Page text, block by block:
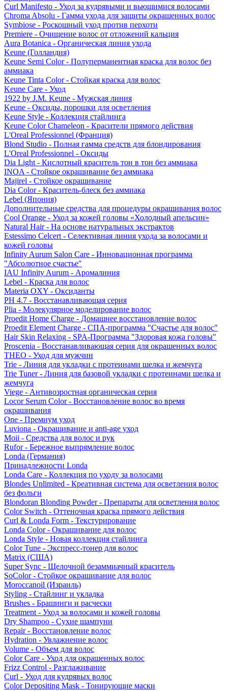
Curl Manifesto - Уход за кудрявыми и вьющимися волосами
Chroma Absolu - Гамма ухода для защиты окрашенных волос
Symbiose - Роскошный уход против перхоти
Premiere - Очищение волос от отложений кальция
Aura Botanica - Органическая линия ухода
Keune (Голландия)
Keune Semi Color - Полуперманентная краска для волос без
аммиака
Keune Tinta Color - Стойкая краска для волос
Keune Care - Уход
1922 by J.M. Keune - Мужская линия
Keune - Оксиды, порошки для осветления
Keune Style - Коллекция стайлинга
Keune Color Chameleon - Красители прямого действия
L'Oreal Professionnel (Франция)
Blond Studio - Полная гамма средств для блондирования
L'Oreal Professionnel - Оксиды
Dia Light - Кислотный краситель тон в тон без аммиака
INOA - Стойкое окрашивание без аммиака
Majirel - Стойкое окрашивание
Dia Color - Краситель-блеск без аммиака
Lebel (Япония)
Дополнительные средства для процедуры окрашивания волос
Cool Orange - Уход за кожей головы «Холодный апельсин»
Natural Hair - На основе натуральных экстрактов
Estessimo Celcert - Селективная линия ухода за волосами и
кожей головы
Infinity Aurum Salon Care - Инновационная программа
"Абсолютное счастье"
IAU Infinity Aurum - Аромалиния
Lebel - Краска для волос
Materia OXY - Оксиданты
PH 4.7 - Восстанавливающая серия
Plia - Молекулярное моделирование волос
Proedit Home Charge - Домашнее восстановление волос
Proedit Element Charge - СПА-программа "Счастье для волос"
Hair Skin Relaxing - SPA-Программа "Здоровая кожа головы"
Proscenia - Восстанавливающая серия для окрашенных волос
THEO - Уход для мужчин
Trie - Линия для укладки с протеинами шелка и жемчуга
Trie Tuner - Линия для базовой укладки с протеинами шелка и
жемчуга
Viege - Антивозростная органическая серия
Locor Serum Color - Восстановление волос во время
окрашивания
One - Премиум уход
Luviona - Окрашивание и anti-age уход
Moii - Средства для волос и рук
Rufor - Бережное выпрямление волос
Londa (Германия)
Принадлежности Londa
Londa Care - Коллекция по уходу за волосами
Blondes Unlimited - Креативная система для осветления волос
без фольги
Blondoran Blonding Powder - Препараты для осветления волос
Color Switch - Оттеночная краска прямого действия
Curl & Londa Form - Текстурирование
Londa Color - Окрашивание для волос
Londa Style - Новая коллекция стайлинга
Color Tune - Экспресс-тонер для волос
Matrix (США)
Super Sync - Щелочной безаммиачный краситель
SoColor - Стойкое окрашивание для волос
Moroccanoil (Израиль)
Styling - Стайлинг и укладка
Brushes - Брашинги и расчески
Treatment - Уход за волосами и кожей головы
Dry Shampoo - Сухие шампуни
Repair - Восстановление волос
Hydration - Увлажнение волос
Volume - Объем для волос
Color Care - Уход для окрашенных волос
Frizz Control - Разглаживание
Curl - Уход для кудрявых волос
Color Depositing Mask - Тонирующие маски